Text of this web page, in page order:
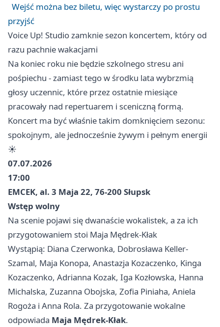
Wejść można bez biletu, więc wystarczy po prostu
przyjść
Voice Up! Studio zamknie sezon koncertem, który od
razu pachnie wakacjami
Na koniec roku nie będzie szkolnego stresu ani
pośpiechu - zamiast tego w środku lata wybrzmią
głosy uczennic, które przez ostatnie miesiące
pracowały nad repertuarem i sceniczną formą.
Koncert ma być właśnie takim domknięciem sezonu:
spokojnym, ale jednocześnie żywym i pełnym energii
☀️
07.07.2026
17:00
EMCEK, al. 3 Maja 22, 76-200 Słupsk
Wstęp wolny
Na scenie pojawi się dwanaście wokalistek, a za ich
przygotowaniem stoi Maja Mędrek-Kłak
Wystąpią: Diana Czerwonka, Dobrosława Keller-
Szamal, Maja Konopa, Anastazja Kozaczenko, Kinga
Kozaczenko, Adrianna Kozak, Iga Kozłowska, Hanna
Michalska, Zuzanna Obojska, Zofia Piniaha, Aniela
Rogoża i Anna Rola. Za przygotowanie wokalne
odpowiada Maja Mędrek-Kłak.